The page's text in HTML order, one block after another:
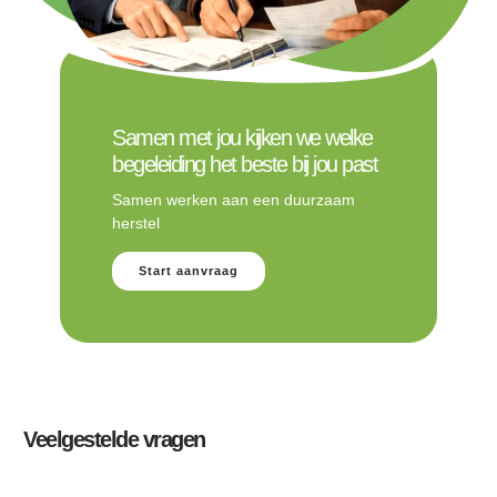
Samen met jou kijken we welke
begeleiding het beste bij jou past
Samen werken aan een duurzaam
herstel
Start aanvraag
Veelgestelde vragen